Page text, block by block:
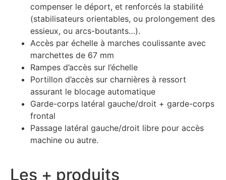
compenser le déport, et renforcés la stabilité
(stabilisateurs orientables, ou prolongement des
essieux, ou arcs-boutants…).
Accès par échelle à marches coulissante avec
marchettes de 67 mm
Rampes d’accès sur l’échelle
Portillon d’accès sur charnières à ressort
assurant le blocage automatique
Garde-corps latéral gauche/droit + garde-corps
frontal
Passage latéral gauche/droit libre pour accès
machine ou autre.
Les + produits